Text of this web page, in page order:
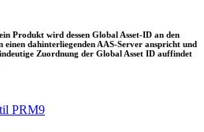
Produkt wird dessen Global Asset-ID an den
dahinterliegenden AAS-Server anspricht und
Zuordnung der Global Asset ID auffindet
PRM9